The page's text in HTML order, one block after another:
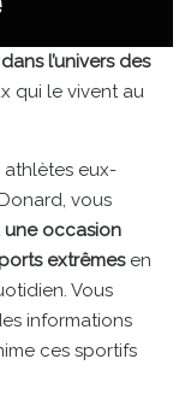
l’univers des
qui le vivent au
athlètes eux-
vous
une occasion
extrêmes en
Vous
informations
ces sportifs